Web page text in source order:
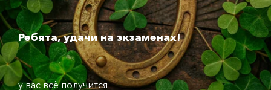
Ребята, удачи на экзаменах!
у вас всё получится